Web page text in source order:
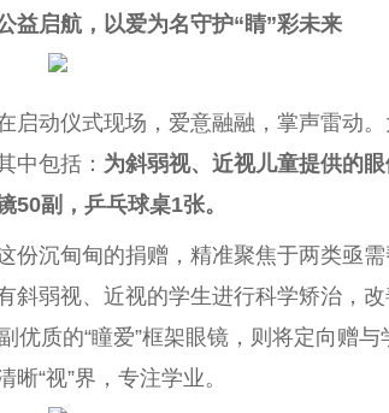
益启航，以爱为名守护“睛”彩未来
启动仪式现场，爱意融融，掌声雷动
中包括： 为斜弱视、近视儿童提供的
50副，乒乓球桌1张。
份沉甸甸的捐赠，精准聚焦于两类亟
斜弱视、近视的学生进行科学矫治，
优质的“瞳爱”框架眼镜，则将定向赠
晰“视”界，专注学业。